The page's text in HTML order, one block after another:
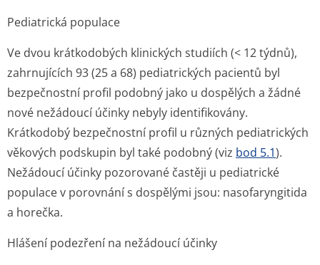
Pediatrická populace
Ve dvou krátkodobých klinických studiích (< 12 týdnů),
zahrnujících 93 (25 a 68) pediatrických pacientů byl
bezpečnostní profil podobný jako u dospělých a žádné
nové nežádoucí účinky nebyly identifikovány.
Krátkodobý bezpečnostní profil u různých pediatrických
věkových podskupin byl také podobný (viz bod 5.1).
Nežádoucí účinky pozorované častěji u pediatrické
populace v porovnání s dospělými jsou: nasofaryngitida
a horečka.
Hlášení podezření na nežádoucí účinky